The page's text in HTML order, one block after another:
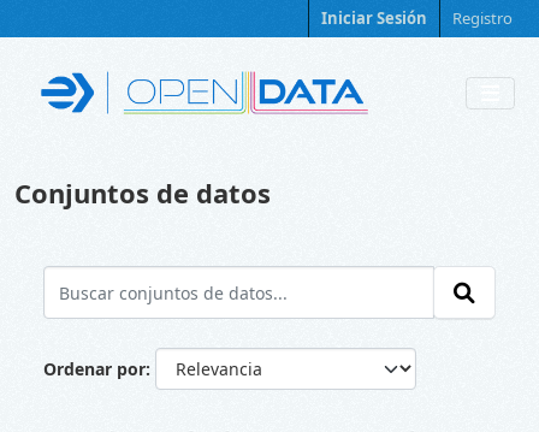
Iniciar Sesión Registro
Conjuntos de datos
Ordenar por